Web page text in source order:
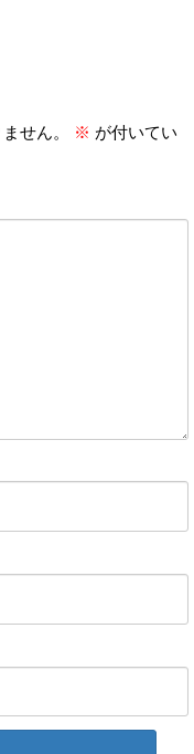
せん。 ※ が付いてい